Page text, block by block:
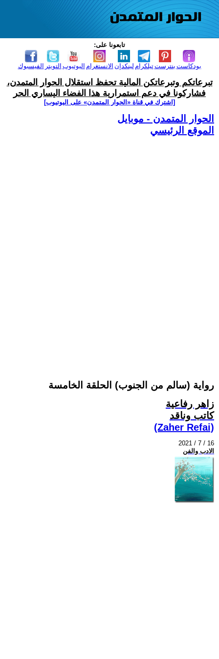
تابعونا على:
الفيسبوك التويتر اليوتيوب الانستغرام لينكدإن تيلكرامبنترست بودكاست
تبرعاتكم وتبرعاتكن المالية تحفظ استقلال الحوار المتمدن،
فشاركونا في دعم استمرارية هذا الفضاء اليساري الحر
[اشترك في قناة ‫«الحوار المتمدن» على اليوتيوب]
الحوار المتمدن - موبايل
الموقع الرئيسي
رواية (سالم من الجنوب) الحلقة الخامسة
زاهر رفاعية
كاتب وناقد
(Zaher Refai)
2021 / 7 / 16
الادب والفن